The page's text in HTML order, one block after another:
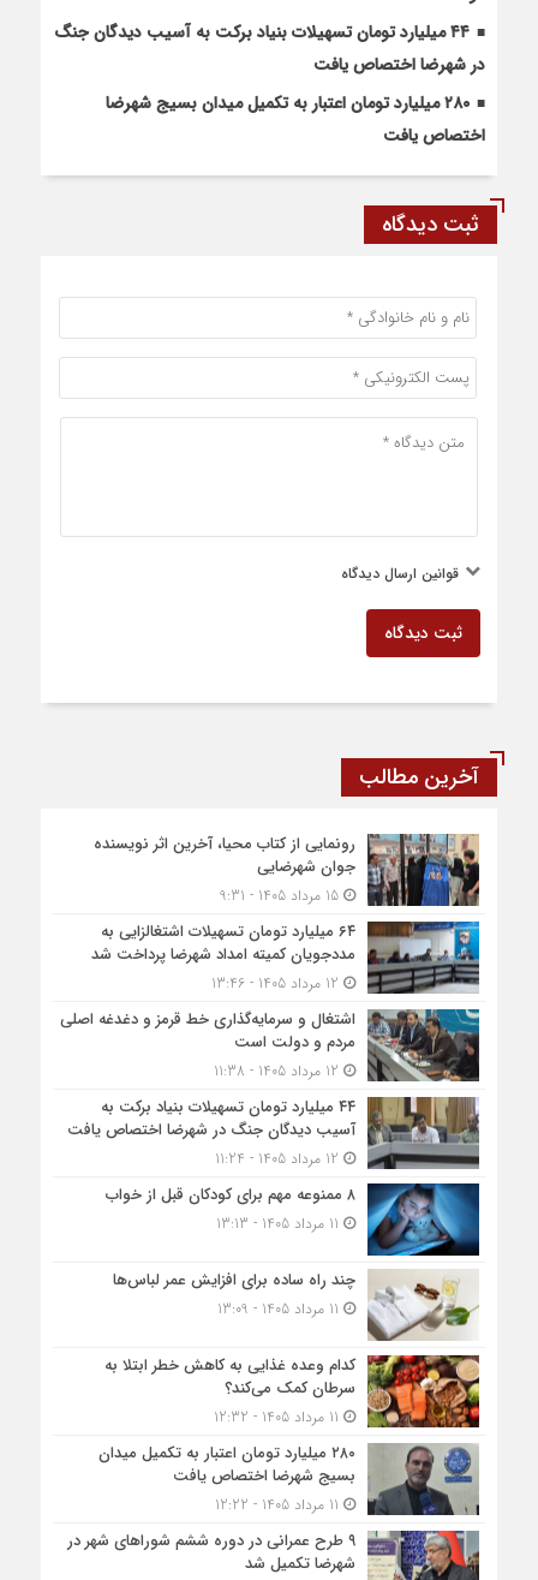
۴۴ میلیارد تومان تسهیلات بنیاد برکت به آسیب دیدگان جنگ
در شهرضا اختصاص یافت
۲۸۰ میلیارد تومان اعتبار به تکمیل میدان بسیج شهرضا
اختصاص یافت
ثبت دیدگاه
قوانین ارسال دیدگاه
ثبت دیدگاه
آخرین مطالب
رونمایی از کتاب محیا، آخرین اثر نویسنده
جوان شهرضایی
15 مرداد 1405 - 9:31
۶۴ میلیارد تومان تسهیلات اشتغالزایی به
مددجویان کمیته امداد شهرضا پرداخت شد
اشتغال و سرمایه‌گذاری خط قرمز و دغدغه اصلی
مردم و دولت است
۴۴ میلیارد تومان تسهیلات بنیاد برکت به
آسیب دیدگان جنگ در شهرضا اختصاص یافت
۸ ممنوعه مهم برای کودکان قبل از خواب
چند راه ساده برای افزایش عمر لباس‌ها
کدام وعده غذایی به کاهش خطر ابتلا به
سرطان کمک می‌کند؟
۲۸۰ میلیارد تومان اعتبار به تکمیل میدان
بسیج شهرضا اختصاص یافت
۹ طرح عمرانی در دوره ششم شوراهای شهر در
شهرضا تکمیل شد